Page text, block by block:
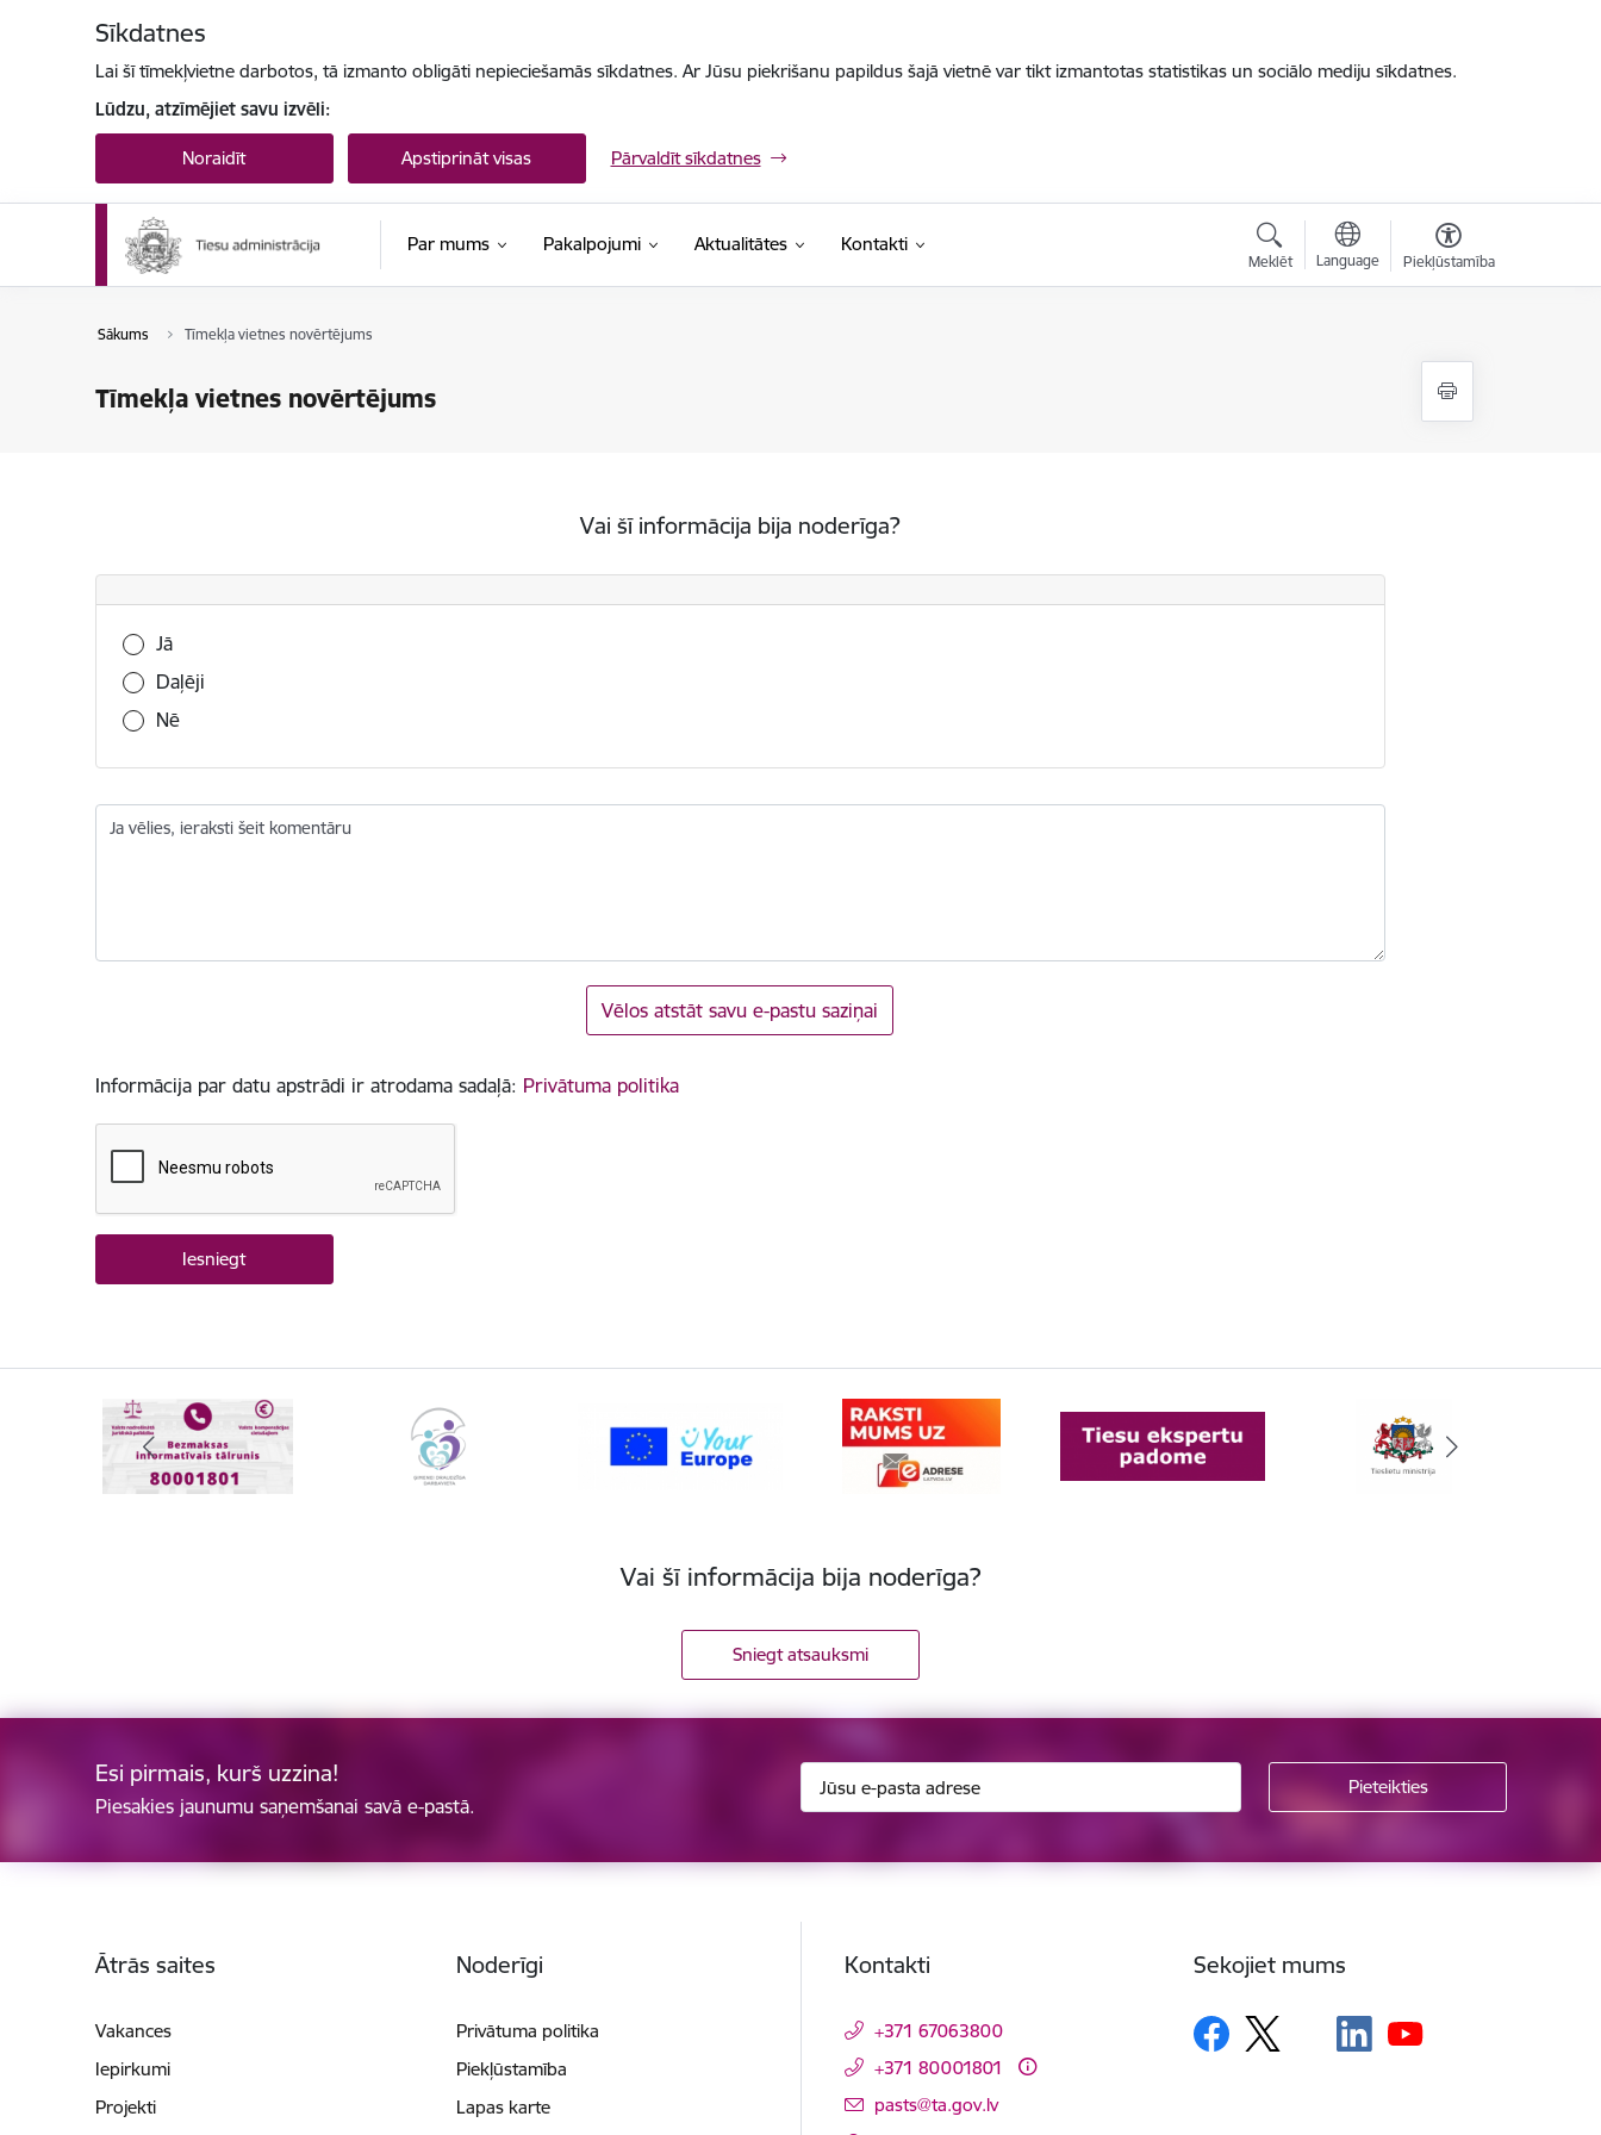
Sīkdatnes
Lai šī tīmekļvietne darbotos, tā izmanto obligāti nepieciešamās sīkdatnes. Ar Jūsu piekrišanu papildus šajā vietnē var tikt izmantotas statistikas un sociālo mediju sīkdatnes.
Lūdzu, atzīmējiet savu izvēli:
Noraidīt Apstiprināt visas Pārvaldīt sīkdatnes
Par mums Pakalpojumi Aktualitātes Kontakti
Meklēt Language Piekļūstamība
Sākums Tīmekļa vietnes novērtējums
Tīmekļa vietnes novērtējums
Vai šī informācija bija noderīga?
Vai šī informācija bija noderīga?
Jā
Daļēji
Nē
Ja vēlies, ieraksti šeit komentāru
Vēlos atstāt savu e-pastu saziņai
Informācija par datu apstrādi ir atrodama sadaļā: Privātuma politika
Vai šī informācija bija noderīga?
Sniegt atsauksmi
Esi pirmais, kurš uzzina!
Piesakies jaunumu saņemšanai savā e-pastā.
Ātrās saites
Vakances
Iepirkumi
Projekti
Noderīgi
Privātuma politika
Piekļūstamība
Lapas karte
Kontakti
+371 67063800
+371 80001801
E-pasts:
pasts@ta.gov.lv
Sekojiet mums